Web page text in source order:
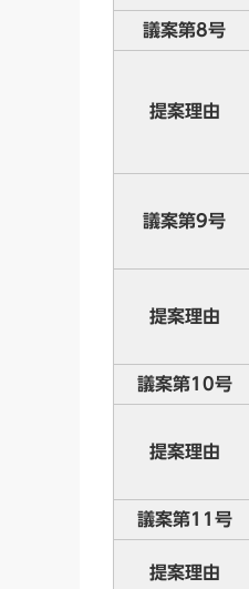
議案第8号
提案理由
議案第9号
提案理由
議案第10号
提案理由
議案第11号
提案理由